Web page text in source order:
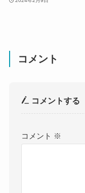
コメント
コメントする
コメント ※